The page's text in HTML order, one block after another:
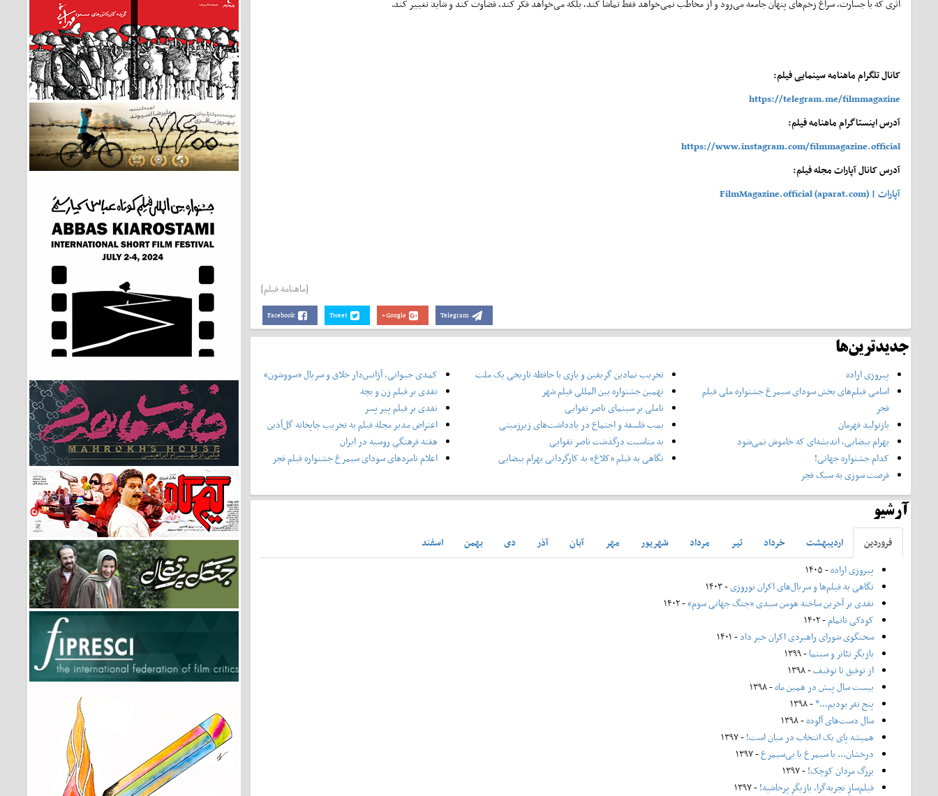
اثری که با جسارت، سراغ زخم‌های پنهان جامعه می‌رود و از مخاطب نمی‌خواهد فقط تماشا کند، بلکه می‌خواهد فکر کند، قضاوت کند و شاید تغییر کند.
کانال تلگرام ماهنامه سینمایی فیلم:
https://telegram.me/filmmagazine
آدرس اینستاگرام ماهنامه فیلم:
https://www.instagram.com/filmmagazine.official
آدرس کانال آپارات مجله فیلم:
آپارات | FilmMagazine.official (aparat.com)
[ماهنامه فیلم]
Facebook Tweet Google+ Telegram
جدیدترین‌ها
پیروزی اراده
اسامی فیلم‌های بخش سودای سیمرغ جشنواره‌ ملی فیلم
فجر
بازتولید قهرمان
بهرام بیضایی، اندیشه‌ای که خاموش نمی‌شود
کدام جشنواره جهانی!
فرصت سوزی به سبک فجر
تخریب نمادین گریفین و بازی با حافظه تاریخی یک ملت
نهمین جشنواره بین المللی فیلم شهر
تاملی بر سینمای ناصر تقوایی
بمب فلسفه و اجتماع در یادداشت‌های زیرزمینی
به مناسبت درگذشت ناصر تقوایی
نگاهی به فیلم «کلاغ» به کارگردانی بهرام بیضایی
کمدی حیوانی، آژانس‌دار خلاق و سریال «سووشون»
نقدی بر فیلم زن و بچه
نقدی بر فیلم پیر پسر
اعتراض مدیر مجله فیلم به تخریب چاپخانه گل‌آذین
هفته فرهنگی روسیه در ایران
اعلام نامزدهای سودای سیمرغ جشنواره فیلم فجر
آرشیو
فروردين ارديبهشت خرداد تير مرداد شهريور مهر آبان آذر دی بهمن
اسفند
پیروزی اراده- ۱۴۰۵
نگاهی به فیلم‌ها و سریال‌های اکران نوروزی- ۱۴۰۳
نقدی بر آخرین ساخته هومن سیدی «جنگ جهانی سوم»- ۱۴۰۲
کودکی ناتمام- ۱۴۰۲
سخنگوی شورای راهبردی اکران خبر داد- ۱۴۰۱
بازیگر تئاتر و سینما- ۱۳۹۹
از توفیق تا توقیف- ۱۳۹۸
بیست سال پیش در همین ماه- ۱۳۹۸
پنج نفر بودیم...*- ۱۳۹۸
سال دست‌های آلوده- ۱۳۹۸
همیشه پای یک انتخاب در میان است!- ۱۳۹۷
درخشان... با سیمرغ یا بی‌سیمرغ- ۱۳۹۷
بزرگ مردان کوچک!- ۱۳۹۷
فیلم‌سازِ تجربه‌گرا، بازیگرِ پرحاشیه!- ۱۳۹۷